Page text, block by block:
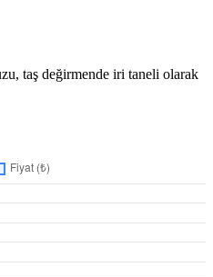
taş değirmende iri taneli olarak